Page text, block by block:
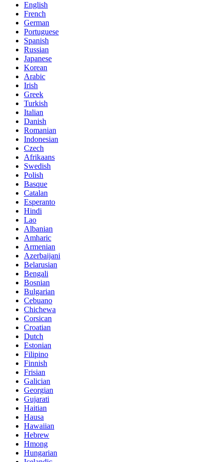
English
French
German
Portuguese
Spanish
Russian
Japanese
Korean
Arabic
Irish
Greek
Turkish
Italian
Danish
Romanian
Indonesian
Czech
Afrikaans
Swedish
Polish
Basque
Catalan
Esperanto
Hindi
Lao
Albanian
Amharic
Armenian
Azerbaijani
Belarusian
Bengali
Bosnian
Bulgarian
Cebuano
Chichewa
Corsican
Croatian
Dutch
Estonian
Filipino
Finnish
Frisian
Galician
Georgian
Gujarati
Haitian
Hausa
Hawaiian
Hebrew
Hmong
Hungarian